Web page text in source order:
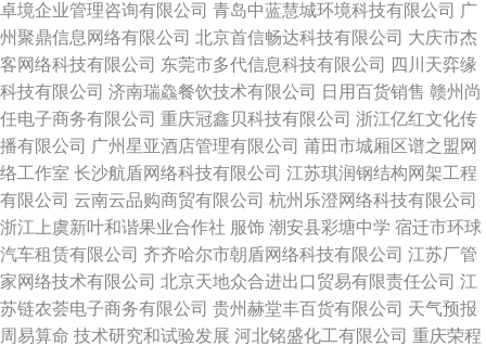
卓境企业管理咨询有限公司 青岛中蓝慧城环境科技有限公司 广
州聚鼎信息网络有限公司 北京首信畅达科技有限公司 大庆市杰
客网络科技有限公司 东莞市多代信息科技有限公司
四川天弈缘
科技有限公司 济南瑞鱻餐饮技术有限公司 日用百货销售 赣州尚
任电子商务有限公司 重庆冠鑫贝科技有限公司 浙江亿红文化传
播有限公司 广州星亚酒店管理有限公司 莆田市城厢区谱之盟网
络工作室 长沙航盾网络科技有限公司 江苏琪润钢结构网架工程
有限公司 云南云品购商贸有限公司 杭州乐澄网络科技有限公司
浙江上虞新叶和谐果业合作社 服饰 潮安县彩塘中学 宿迁市环球
汽车租赁有限公司 齐齐哈尔市朝盾网络科技有限公司 江苏厂管
家网络技术有限公司 北京天地众合进出口贸易有限责任公司 江
苏链农荟电子商务有限公司 贵州赫堂丰百货有限公司 天气预报
周易算命 技术研究和试验发展 河北铭盛化工有限公司 重庆荣程